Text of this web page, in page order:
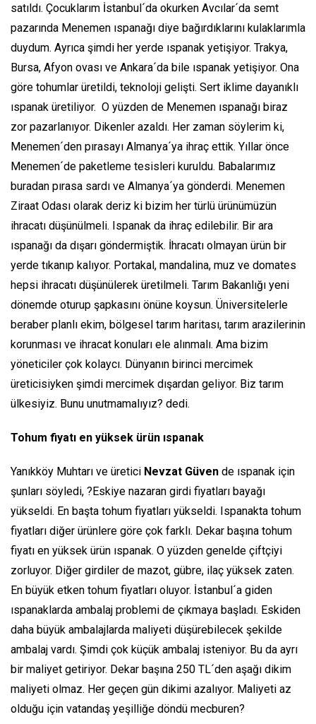
satıldı. Çocuklarım İstanbul´da okurken Avcılar´da semt
pazarında Menemen ıspanağı diye bağırdıklarını kulaklarımla
duydum. Ayrıca şimdi her yerde ıspanak yetişiyor. Trakya,
Bursa, Afyon ovası ve Ankara´da bile ıspanak yetişiyor. Ona
göre tohumlar üretildi, teknoloji gelişti. Sert iklime dayanıklı
ıspanak üretiliyor. O yüzden de Menemen ıspanağı biraz
zor pazarlanıyor. Dikenler azaldı. Her zaman söylerim ki,
Menemen´den pırasayı Almanya´ya ihraç ettik. Yıllar önce
Menemen´de paketleme tesisleri kuruldu. Babalarımız
buradan pırasa sardı ve Almanya´ya gönderdi. Menemen
Ziraat Odası olarak deriz ki bizim her türlü ürünümüzün
ihracatı düşünülmeli. Ispanak da ihraç edilebilir. Bir ara
ıspanağı da dışarı göndermiştik. İhracatı olmayan ürün bir
yerde tıkanıp kalıyor. Portakal, mandalina, muz ve domates
hepsi ihracatı düşünülerek üretilmeli. Tarım Bakanlığı yeni
dönemde oturup şapkasını önüne koysun. Üniversitelerle
beraber planlı ekim, bölgesel tarım haritası, tarım arazilerinin
korunması ve ihracat konuları ele alınmalı. Ama bizim
yöneticiler çok kolaycı. Dünyanın birinci mercimek
üreticisiyken şimdi mercimek dışardan geliyor. Biz tarım
ülkesiyiz. Bunu unutmamalıyız? dedi.
Tohum fiyatı en yüksek ürün ıspanak
Yanıkköy Muhtarı ve üretici Nevzat Güven de ıspanak için
şunları söyledi, ?Eskiye nazaran girdi fiyatları bayağı
yükseldi. En başta tohum fiyatları yükseldi. Ispanakta tohum
fiyatları diğer ürünlere göre çok farklı. Dekar başına tohum
fiyatı en yüksek ürün ıspanak. O yüzden genelde çiftçiyi
zorluyor. Diğer girdiler de mazot, gübre, ilaç yüksek zaten.
En büyük etken tohum fiyatları oluyor. İstanbul´a giden
ıspanaklarda ambalaj problemi de çıkmaya başladı. Eskiden
daha büyük ambalajlarda maliyeti düşürebilecek şekilde
ambalaj vardı. Şimdi çok küçük ambalaj isteniyor. Bu da ayrı
bir maliyet getiriyor. Dekar başına 250 TL´den aşağı dikim
maliyeti olmaz. Her geçen gün dikimi azalıyor. Maliyeti az
olduğu için vatandaş yeşilliğe döndü mecburen?